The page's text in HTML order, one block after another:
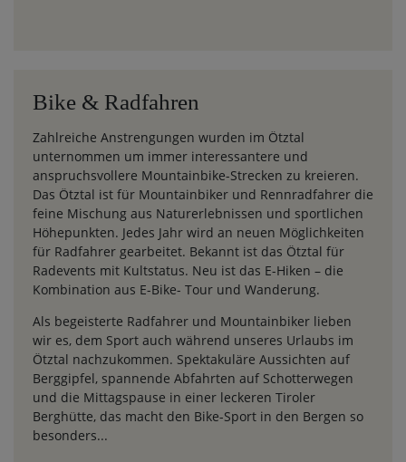
Bike & Radfahren
Zahlreiche Anstrengungen wurden im Ötztal
unternommen um immer interessantere und
anspruchsvollere Mountainbike-Strecken zu kreieren.
Das Ötztal ist für Mountainbiker und Rennradfahrer die
feine Mischung aus Naturerlebnissen und sportlichen
Höhepunkten. Jedes Jahr wird an neuen Möglichkeiten
für Radfahrer gearbeitet. Bekannt ist das Ötztal für
Radevents mit Kultstatus. Neu ist das E-Hiken – die
Kombination aus E-Bike- Tour und Wanderung.
Als begeisterte Radfahrer und Mountainbiker lieben
wir es, dem Sport auch während unseres Urlaubs im
Ötztal nachzukommen. Spektakuläre Aussichten auf
Berggipfel, spannende Abfahrten auf Schotterwegen
und die Mittagspause in einer leckeren Tiroler
Berghütte, das macht den Bike-Sport in den Bergen so
besonders...